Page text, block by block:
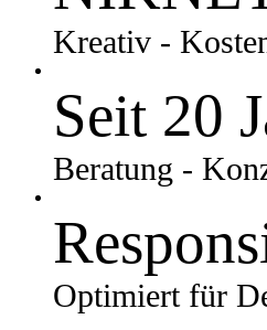
Kreativ -
Seit 20
Beratung -
Optimiert für